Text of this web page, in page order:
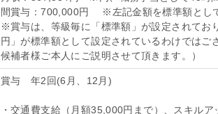
間賞与：700,000円 ※左記金額を標準額とし
※賞与は、等級毎に「標準額」が設定されてお
円」が標準額として設定されているわけでは
候補者様ご本人にご説明させて頂きます。）
賞与 年2回(6月、12月)
・交通費支給（月額35,000円まで）、スキル